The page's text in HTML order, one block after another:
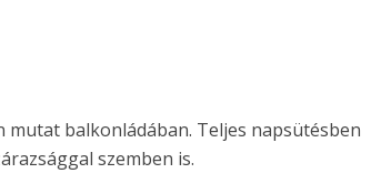
balkonládában. Teljes napsütésben
szemben is.